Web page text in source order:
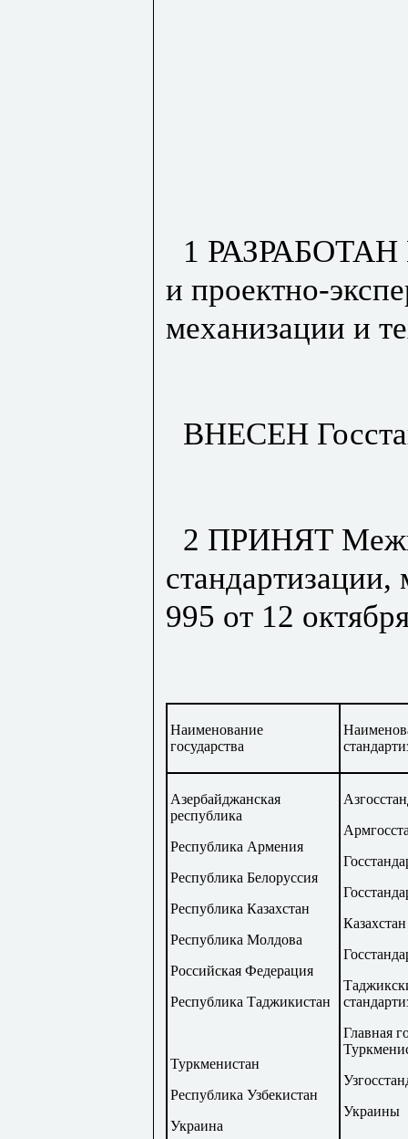
1 РАЗРАБОТАН
и проектно-
механизации и
ВНЕСЕН
2 ПРИНЯТ
995 от 12
Наименование
государства
Азербайджанская
республика
Республика Армения
Республика Белоруссия
Республика Казахстан
Республика Молдова
Российская Федерация
Республика Таджикистан
Туркменистан
Республика Узбекистан
Украина
Главная
Украины